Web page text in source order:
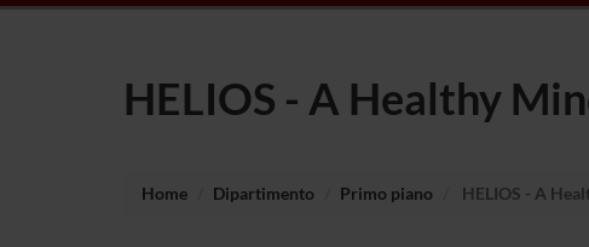
HELIOS - A Healthy
Home Dipartimento Primo piano HELIOS - A